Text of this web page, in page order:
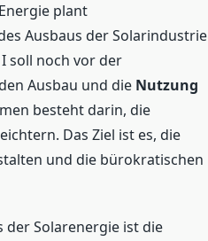
plant
Ausbaus der Solarindustrie
soll noch vor der
Ausbau und die Nutzung
besteht darin, die
Das Ziel ist es, die
und die bürokratischen
der Solarenergie ist die